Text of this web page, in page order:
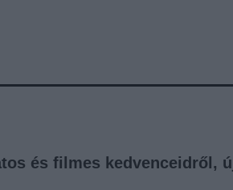
és filmes kedvenceidről,